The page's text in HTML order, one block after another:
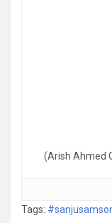
(Arish Ahmed
Tags: